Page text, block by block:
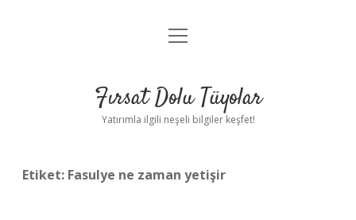
Gizlilik Politikası
Yasal Uyarı
menüyü
Fırsat Dolu Tüyolar
Yatırımla ilgili neşeli bilgiler keşfet!
Etiket: Fasulye ne zaman yetişir